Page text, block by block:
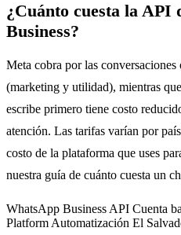
¿Cuánto cuesta la API
Business?
Meta cobra por las conversaciones
(marketing y utilidad), mientras
escribe primero tiene costo
atención. Las tarifas varían por
costo de la plataforma que uses
nuestra guía de cuánto cuesta un
WhatsApp Business API Cuenta
Platform Automatización El